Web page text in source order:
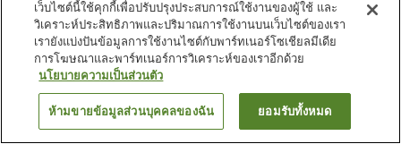
ร้านอาหาร
มุมอาหารว่างมื้อดึก
หน้าแรก ญี่ปุ่น ไอจิ นครคาริยะ Park Hotel Kariya
ค้นหาห้องพัก
เว็บไซต์นี้ใช้คุกกี้เพื่อปรับปรุงประสบการณ์ใช้งานของผู้ใช้ และ
วิเคราะห์ประสิทธิภาพและปริมาณการใช้งานบนเว็บไซต์ของเรา
เรายังแบ่งปันข้อมูลการใช้งานไซต์กับพาร์ทเนอร์โซเชียลมีเดีย
การโฆษณาและพาร์ทเนอร์การวิเคราะห์ของเราอีกด้วย
นโยบายความเป็นส่วนตัว
ห้ามขายข้อมูลส่วนบุคคลของฉัน ยอมรับทั้งหมด